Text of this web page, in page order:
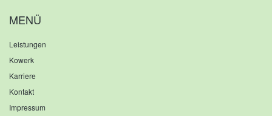
MENÜ
Leistungen
Kowerk
Karriere
Kontakt
Impressum